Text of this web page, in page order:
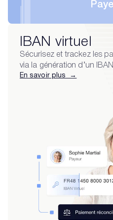
IBAN virtuel
Sécurisez et trackez les
via la génération d’un
En savoir plus →